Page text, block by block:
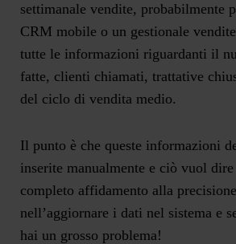
settimanale vendite, probabilmente
CRM mobile o un gestionale
tutte le informazioni riguardanti il
fatte, clienti chiamati, trattative
del ciclo di vendita medio.
Il punto è che queste informazioni
inserite manualmente e ciò vuol
completo affidamento alla
nell’aggiornare i dati nel sistema e
hai un grosso problema!